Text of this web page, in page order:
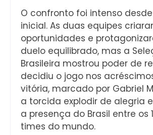
O confronto foi intenso
inicial. As duas equipes
oportunidades e
duelo equilibrado, mas a
Brasileira mostrou poder de
decidiu o jogo nos
vitória, marcado por Gabriel
a torcida explodir de alegria
a presença do Brasil entre os
times do mundo.